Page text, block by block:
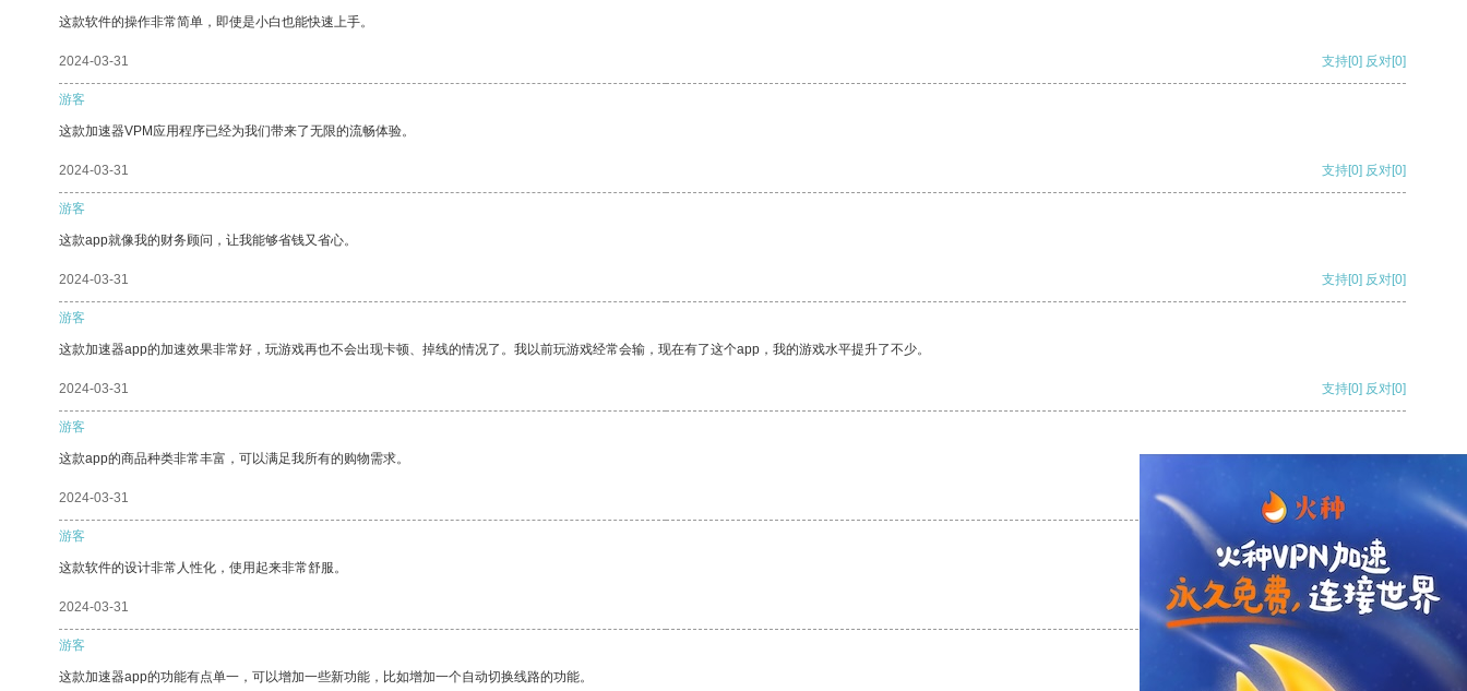
这款软件的操作非常简单，即使是小白也能快速上手。
2024-03-31 支持[0] 反对[0]
游客
这款加速器VPM应用程序已经为我们带来了无限的流畅体验。
2024-03-31 支持[0] 反对[0]
游客
这款app就像我的财务顾问，让我能够省钱又省心。
2024-03-31 支持[0] 反对[0]
游客
这款加速器app的加速效果非常好，玩游戏再也不会出现卡顿、掉线的情况了。我以前玩游戏经常会输，现在有了这个app，我的游戏水平提升了不少。
2024-03-31 支持[0] 反对[0]
游客
这款app的商品种类非常丰富，可以满足我所有的购物需求。
2024-03-31 支持
游客
这款软件的设计非常人性化，使用起来非常舒服。
2024-03-31 支持[0] 反对[0]
游客
这款加速器app的功能有点单一，可以增加一些新功能，比如增加一个自动切换线路的功能。